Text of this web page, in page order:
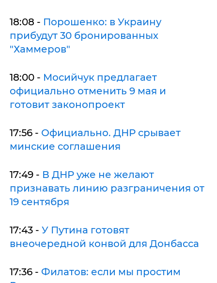
18:08 - Порошенко: в Украину
прибудут 30 бронированных
"Хаммеров"
18:00 - Мосийчук предлагает
официально отменить 9 мая и
готовит законопроект
17:56 - Официально. ДНР срывает
минские соглашения
17:49 - В ДНР уже не желают
признавать линию разграничения от
19 сентября
17:43 - У Путина готовят
внеочередной конвой для Донбасса
17:36 - Филатов: если мы простим